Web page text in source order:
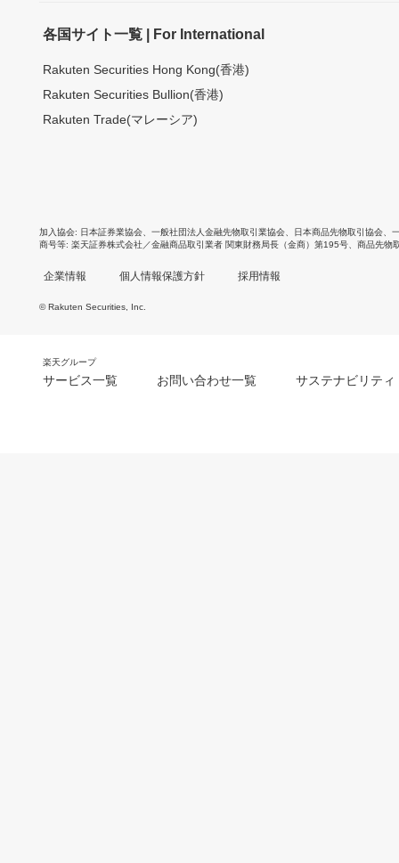
各国サイト一覧 | For International
Rakuten Securities Hong Kong(香港)
Rakuten Securities Bullion(香港)
Rakuten Trade(マレーシア)
加入協会 日本証券業協会 一般社団法人金融先物取引業協会 日本商品先物取引協会
商号等 楽天証券株式会社／金融商品取引業者 関東財務局長（金商）第195号、商品先物
企業情報 個人情報保護方針 採用情報
© Rakuten Securities, Inc.
楽天グループ
サービス一覧 お問い合わせ一覧 サステナビリティ